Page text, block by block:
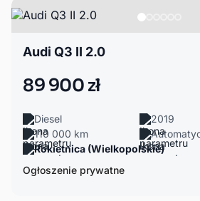
Audi Q3 II 2.0
89 900 zł
Diesel
2019
110 000 km
Rokietnica (Wielkopolskie)
Ogłoszenie prywatne